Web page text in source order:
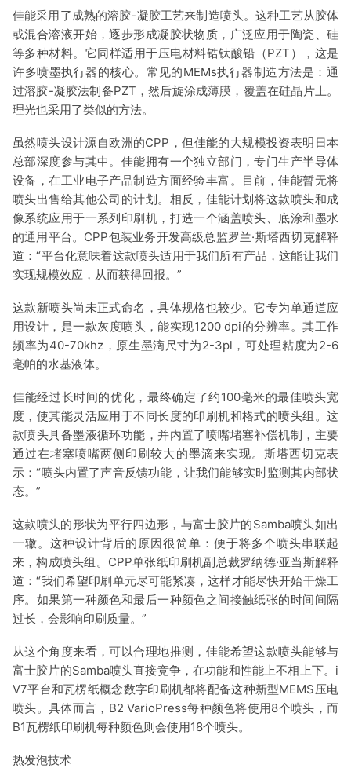
佳能采用了成熟的溶胶-凝胶工艺来制造喷头。这种工艺从胶体
或混合溶液开始，逐步形成凝胶状物质，广泛应用于陶瓷、硅
等多种材料。它同样适用于压电材料锆钛酸铅（PZT），这是
许多喷墨执行器的核心。常见的MEMs执行器制造方法是：通
过溶胶-凝胶法制备PZT，然后旋涂成薄膜，覆盖在硅晶片上。
理光也采用了类似的方法。
虽然喷头设计源自欧洲的CPP，但佳能的大规模投资表明日本
总部深度参与其中。佳能拥有一个独立部门，专门生产半导体
设备，在工业电子产品制造方面经验丰富。目前，佳能暂无将
喷头出售给其他公司的计划。相反，佳能计划将这款喷头和成
像系统应用于一系列印刷机，打造一个涵盖喷头、底涂和墨水
的通用平台。CPP包装业务开发高级总监罗兰·斯塔西切克解释
道：“平台化意味着这款喷头适用于我们所有产品，这能让我们
实现规模效应，从而获得回报。”
这款新喷头尚未正式命名，具体规格也较少。它专为单通道应
用设计，是一款灰度喷头，能实现1200 dpi的分辨率。其工作
频率为40-70khz，原生墨滴尺寸为2-3pl，可处理粘度为2-6
毫帕的水基液体。
佳能经过长时间的优化，最终确定了约100毫米的最佳喷头宽
度，使其能灵活应用于不同长度的印刷机和格式的喷头组。这
款喷头具备墨液循环功能，并内置了喷嘴堵塞补偿机制，主要
通过在堵塞喷嘴两侧印刷较大的墨滴来实现。斯塔西切克表
示：“喷头内置了声音反馈功能，让我们能够实时监测其内部状
态。”
这款喷头的形状为平行四边形，与富士胶片的Samba喷头如出
一辙。这种设计背后的原因很简单：便于将多个喷头串联起
来，构成喷头组。CPP单张纸印刷机副总裁罗纳德·亚当斯解释
道：“我们希望印刷单元尽可能紧凑，这样才能尽快开始干燥工
序。如果第一种颜色和最后一种颜色之间接触纸张的时间间隔
过长，会影响印刷质量。”
从这个角度来看，可以合理地推测，佳能希望这款喷头能够与
富士胶片的Samba喷头直接竞争，在功能和性能上不相上下。i
V7平台和瓦楞纸概念数字印刷机都将配备这种新型MEMS压电
喷头。具体而言，B2 VarioPress每种颜色将使用8个喷头，而
B1瓦楞纸印刷机每种颜色则会使用18个喷头。
热发泡技术